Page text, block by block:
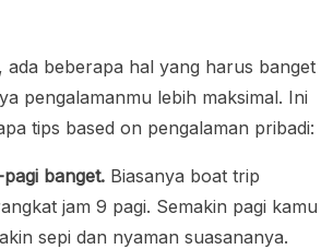
ada beberapa hal yang harus banget
pengalamanmu lebih maksimal. Ini
tips based on pengalaman pribadi:
banget. Biasanya boat trip
jam 9 pagi. Semakin pagi kamu
sepi dan nyaman suasananya.